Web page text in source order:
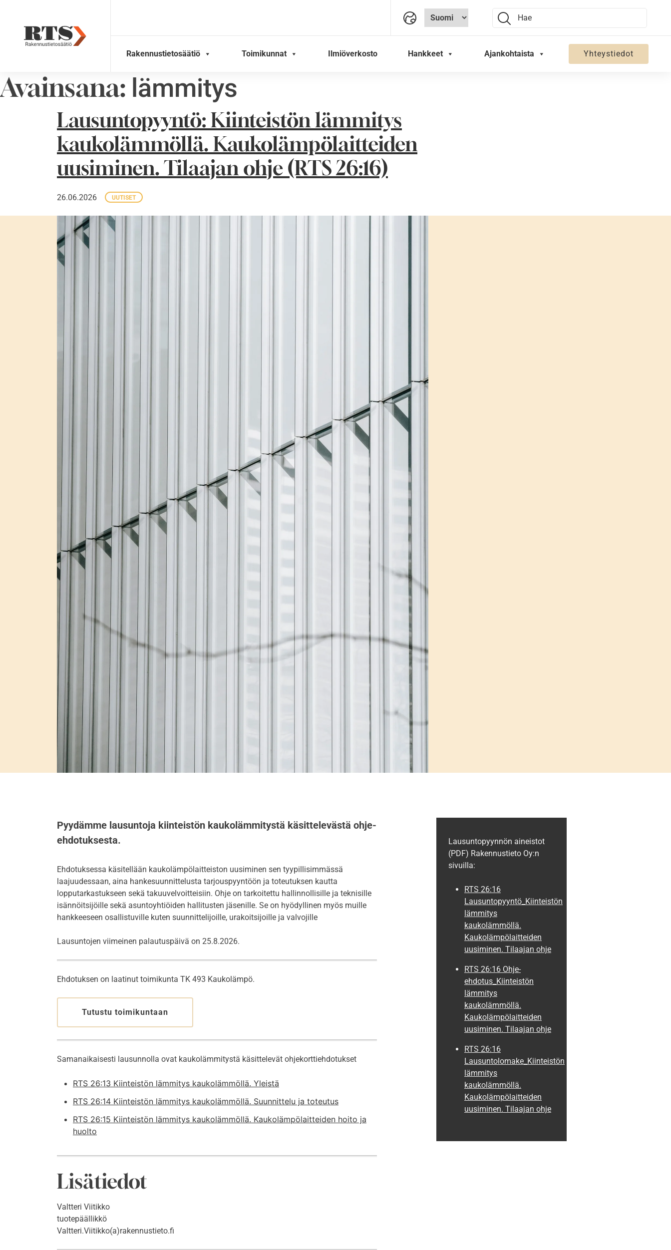
content
Search:
Rakennustietosäätiö Toimikunnat Ilmiöverkosto Hankkeet Ajankohtaista Yhteystiedot
Avainsana: lämmitys
Lausuntopyyntö: Kiinteistön lämmitys
kaukolämmöllä. Kaukolämpölaitteiden
uusiminen. Tilaajan ohje (RTS 26:16)
26.06.2026 UUTISET
Pyydämme lausuntoja kiinteistön kaukolämmitystä käsittelevästä ohje-
ehdotuksesta.
Ehdotuksessa käsitellään kaukolämpölaitteiston uusiminen sen tyypillisimmässä
laajuudessaan, aina hankesuunnittelusta tarjouspyyntöön ja toteutuksen kautta
lopputarkastukseen sekä takuuvelvoitteisiin. Ohje on tarkoitettu hallinnollisille ja teknisille
isännöitsijöille sekä asuntoyhtiöiden hallitusten jäsenille. Se on hyödyllinen myös muille
hankkeeseen osallistuville kuten suunnittelijoille, urakoitsijoille ja valvojille
Lausuntojen viimeinen palautuspäivä on 25.8.2026.
Ehdotuksen on laatinut toimikunta TK 493 Kaukolämpö.
Tutustu toimikuntaan
Samanaikaisesti lausunnolla ovat kaukolämmitystä käsittelevät ohjekorttiehdotukset
RTS 26:13 Kiinteistön lämmitys kaukolämmöllä. Yleistä
RTS 26:14 Kiinteistön lämmitys kaukolämmöllä. Suunnittelu ja toteutus
RTS 26:15 Kiinteistön lämmitys kaukolämmöllä. Kaukolämpölaitteiden hoito ja
huolto
Lisätiedot
Valtteri Viitikko
tuotepäällikkö
Valtteri.Viitikko(a)rakennustieto.fi
Lausuntopyynnön aineistot
(PDF) Rakennustieto Oy:n
sivuilla:
RTS 26:16
Lausuntopyyntö_Kiinteistön
lämmitys
kaukolämmöllä.
Kaukolämpölaitteiden
uusiminen. Tilaajan ohje
RTS 26:16 Ohje-
ehdotus_Kiinteistön
lämmitys
kaukolämmöllä.
Kaukolämpölaitteiden
uusiminen. Tilaajan ohje
RTS 26:16
Lausuntolomake_Kiinteistön
lämmitys
kaukolämmöllä.
Kaukolämpölaitteiden
uusiminen. Tilaajan ohje